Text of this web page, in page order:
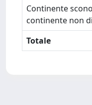
Continente
continente non
Totale